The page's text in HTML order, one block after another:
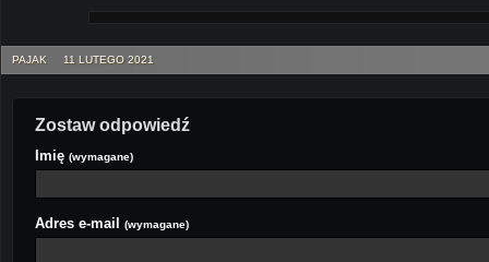
PAJAK 11 LUTEGO 2021
Zostaw odpowiedź
Imię (wymagane)
Adres e-mail (wymagane)